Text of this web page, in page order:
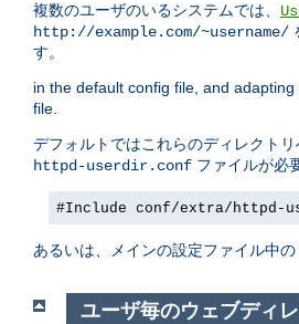
複数のユーザのいるシステムでは、
http://example.com/~username/
す。
in the default config file, and adapting
file.
デフォルトではこれらのディレクト
httpd-userdir.conf ファイルが必
#Include conf/extra/httpd-
あるいは、メインの設定ファイル中の
ユーザ毎のウェブディ